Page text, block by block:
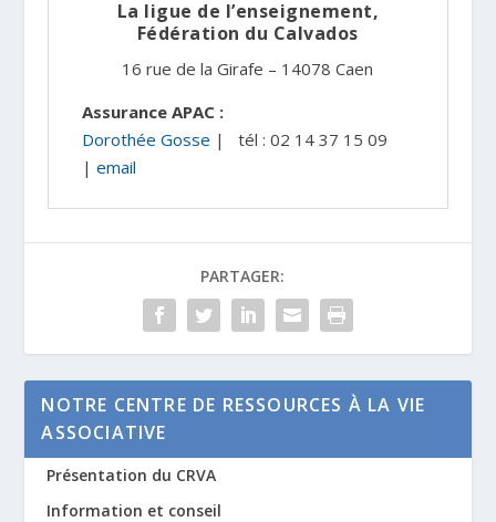
La ligue de l’enseignement,
Fédération du Calvados
16 rue de la Girafe – 14078 Caen
Assurance APAC :
Dorothée Gosse | tél : 02 14 37 15 09
| email
PARTAGER:
NOTRE CENTRE DE RESSOURCES À LA VIE
ASSOCIATIVE
Présentation du CRVA
Information et conseil